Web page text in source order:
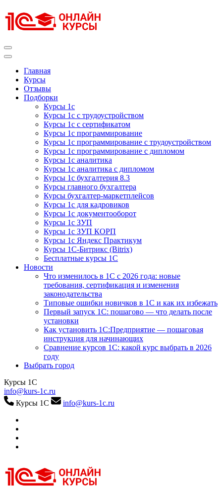
к
содержимому
Главная
Курсы
Отзывы
Подборки
Курсы 1с
Курсы 1с с трудоустройством
Курсы 1с с сертификатом
Курсы 1с программирование
Курсы 1с программирование с трудоустройством
Курсы 1с программирование с дипломом
Курсы 1с аналитика
Курсы 1с аналитика с дипломом
Курсы 1с бухгалтерия 8.3
Курсы главного бухгалтера
Курсы бухгалтер-маркетплейсов
Курсы 1с для кадровиков
Курсы 1с документооборот
Курсы 1с ЗУП
Курсы 1с ЗУП КОРП
Курсы 1с Яндекс Практикум
Курсы 1С-Битрикс (Bitrix)
Бесплатные курсы 1С
Новости
Что изменилось в 1С с 2026 года: новые
требования, сертификация и изменения
законодательства
Типовые ошибки новичков в 1С и как их избежать
Первый запуск 1С: пошагово — что делать после
установки
Как установить 1С:Предприятие — пошаговая
инструкция для начинающих
Сравнение курсов 1С: какой курс выбрать в 2026
году
Выбрать город
Курсы 1С
info@kurs-1c.ru
Курсы 1С
info@kurs-1c.ru